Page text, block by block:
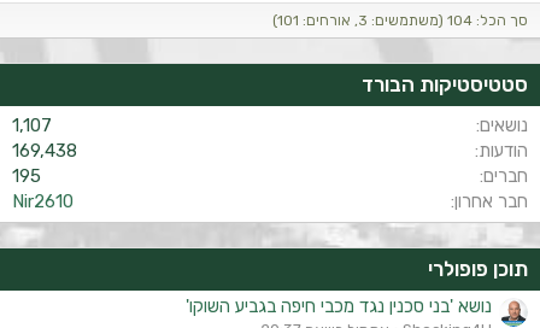
סך הכל: 104 (משתמשים: 3, אורחים: 101)
סטטיסטיקות הבורד
נושאים
1,107
הודעות
169,438
חברים
195
חבר אחרון
Nir2610
תוכן פופולרי
נושא 'בני סכנין נגד מכבי חיפה בגביע השוקו'